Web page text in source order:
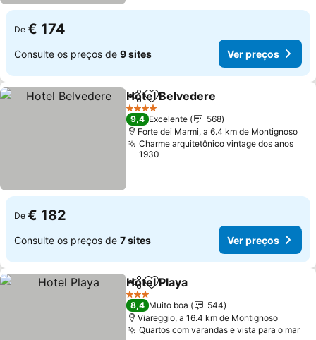
De € 174
Consulte os preços de 9 sites Ver preços
PartilharAdicionar aos favoritos
Hotel Belvedere
4 Estrelas
9,4 Excelente
568
Forte dei Marmi, a 6.4 km de Montignoso
Charme arquitetônico vintage dos anos
1930
De € 182
Consulte os preços de 7 sites Ver preços
PartilharAdicionar aos favoritos
Hotel Playa
3 Estrelas
8,4 Muito boa
544
Viareggio, a 16.4 km de Montignoso
Quartos com varandas e vista para o mar